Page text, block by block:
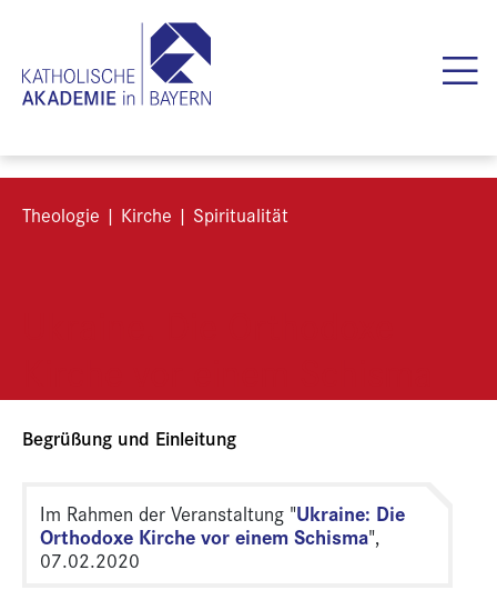
Theologie | Kirche | Spiritualität
Begrüßung und Einleitung
Im Rahmen der Veranstaltung "Ukraine: Die
Orthodoxe Kirche vor einem Schisma",
07.02.2020